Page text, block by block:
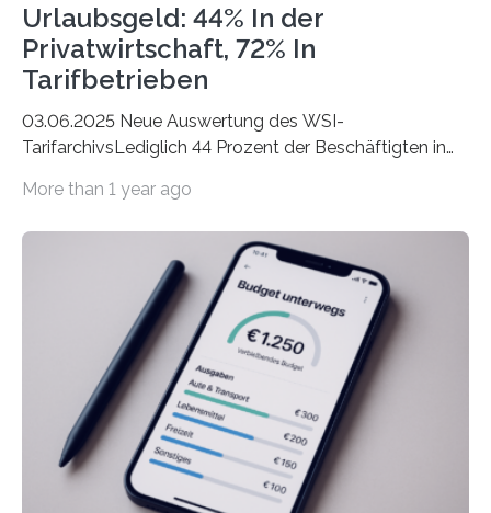
Urlaubsgeld: 44% In der
Privatwirtschaft, 72% In
Tarifbetrieben
03.06.2025 Neue Auswertung des WSI-
TarifarchivsLediglich 44 Prozent der Beschäftigten in
tarifgebundenen Betrieben ist der Anteil mit 72 Prozent
Unterkünfte fast überall deutlich teurer geworden. Für
viele Beschäftigte ist deshalb das zumeist im Juni oder
Juli ausgezahlte Urlaubsgeld ein wichtiger Faktor, um
sich den wohlverdienten Jahresurlaub leisten zu
können. Allerdings erhält mit 44 Prozent noch nicht
einmal die Hälfte aller Beschäftigten in der
Privatwirtschaft Urlaubsgeld. Zu diesem…
More than 1 year ago